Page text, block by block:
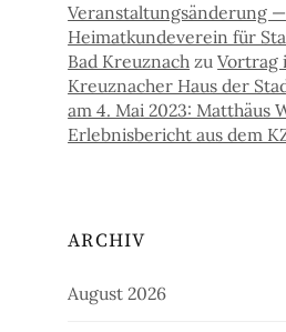
Veranstaltungsänderung —
Heimatkundeverein für
Bad Kreuznach zuVortrag
Kreuznacher Haus der
am 4. Mai 2023: Matthäus
Erlebnisbericht aus dem
ARCHIV
August 2026